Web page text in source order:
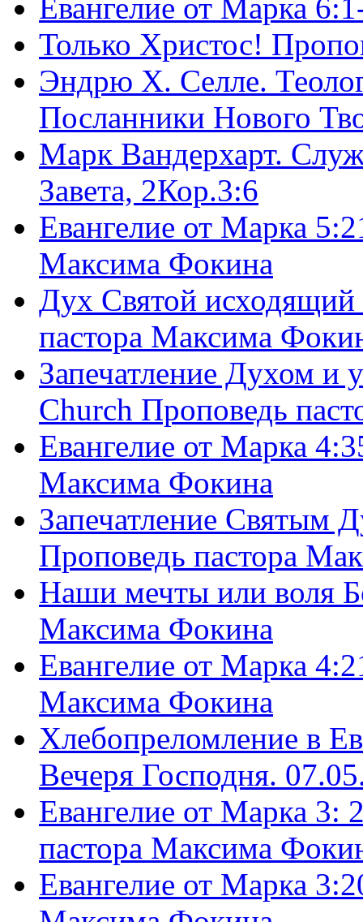
Евангелие от Марка
Только Христос!
Эндрю Х. Селле.
Посланники Нового
Марк Вандерхарт.
Завета, 2Кор.3:6
Евангелие от Марка
Максима Фокина
Дух Святой
пастора Максима
Запечатление Духом и
Church Проповедь
Евангелие от Марка
Максима Фокина
Запечатление Святым
Проповедь пастора
Наши мечты или воля
Максима Фокина
Евангелие от Марка
Максима Фокина
Хлебопреломление в
Вечеря Господня.
Евангелие от Марка 3:
пастора Максима
Евангелие от Марка